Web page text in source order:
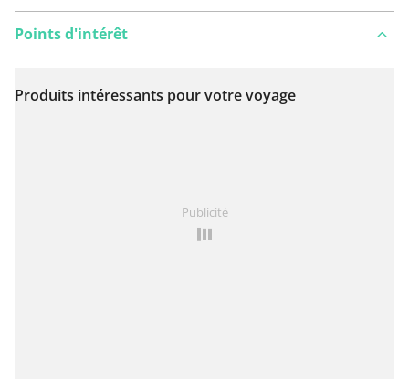
Voir sur la carte
Points d'intérêt
Produits intéressants pour votre voyage
Publicité